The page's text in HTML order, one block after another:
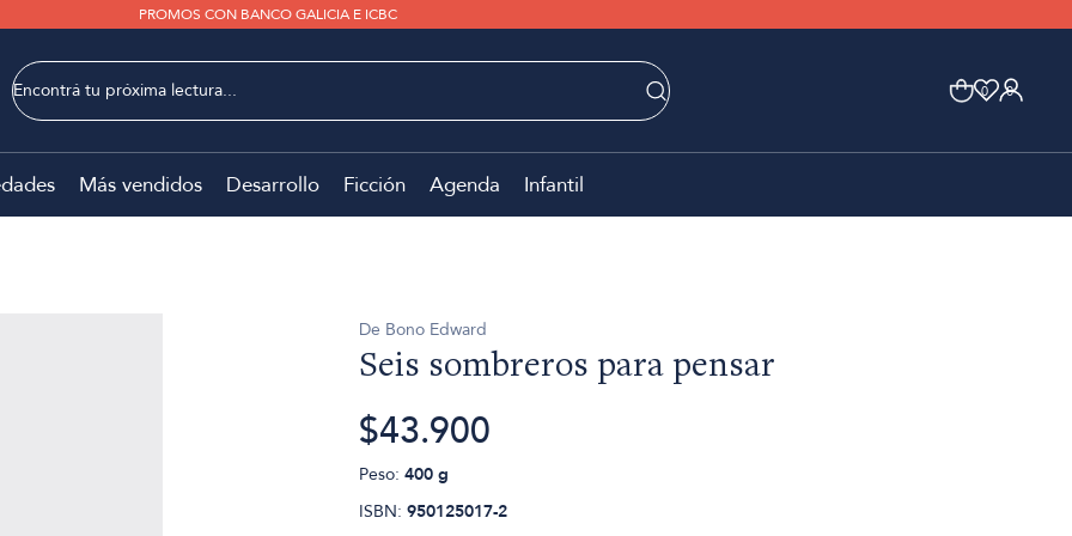
PROMOS CON BANCO GALICIA E ICBC
0 0
Más vendidos Desarrollo Ficción Agenda Infantil
De Bono Edward
Seis sombreros para pensar
$43.900
Peso: 400 g
ISBN: 950125017-2